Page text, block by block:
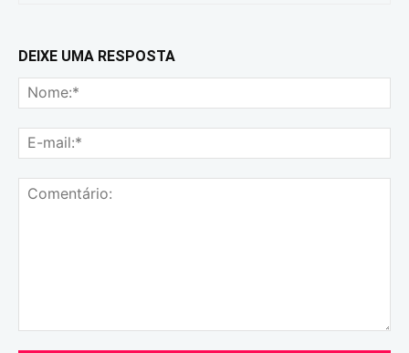
DEIXE UMA RESPOSTA